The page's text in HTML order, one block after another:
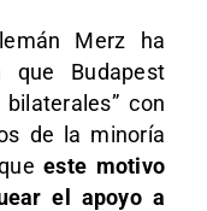
Merz ha
que Budapest
con
de la minoría
este motivo
el apoyo a